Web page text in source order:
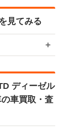
見てみる
ディーゼル
車買取・査